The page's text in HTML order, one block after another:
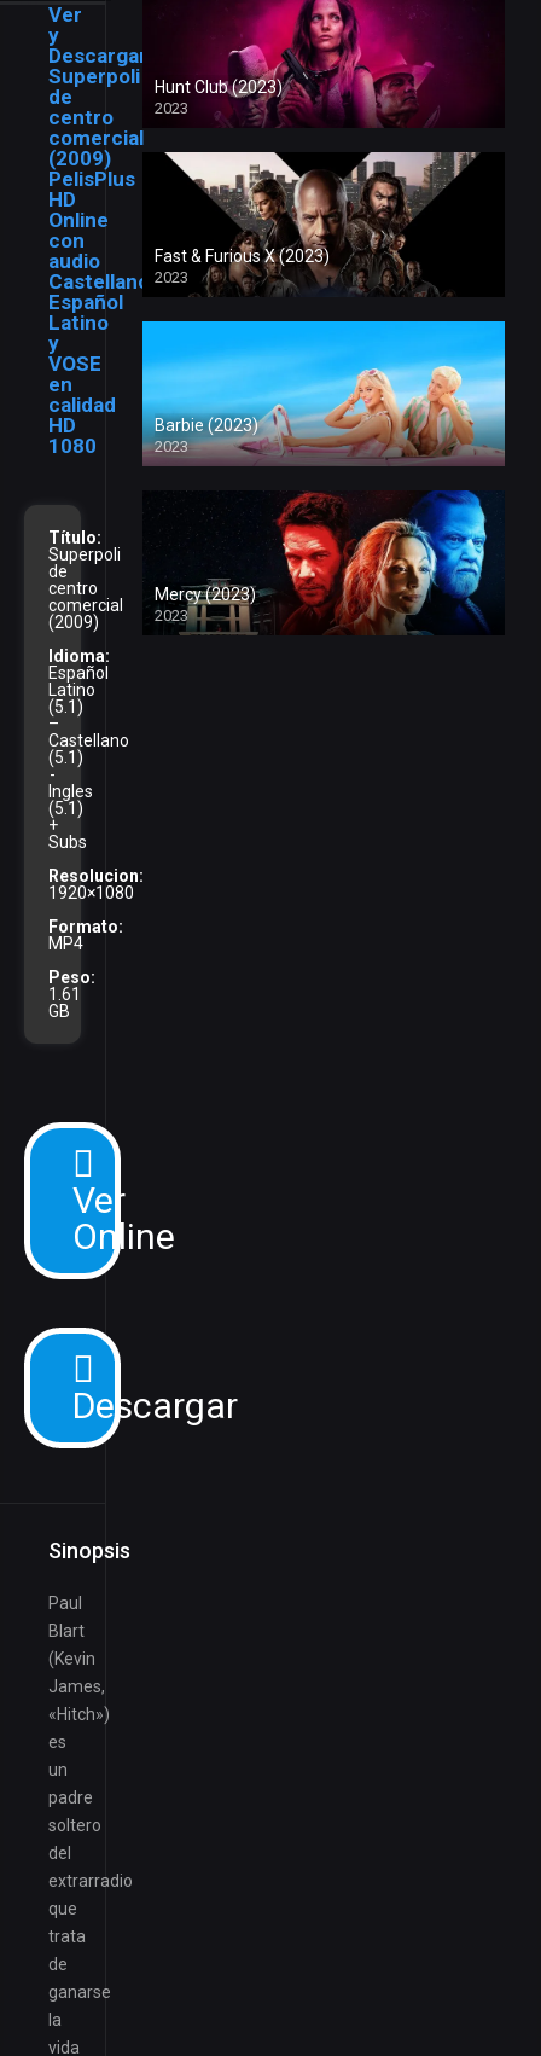
Ver
y
Descargar
Superpoli
de
centro
comercial
(2009)
PelisPlus
HD
Online
con
audio
Castellano,
Español
Latino
y
VOSE
en
calidad
HD
1080
Título:
Superpoli
de
centro
comercial
(2009)
Idioma:
Español
Latino
(5.1)
–
Castellano
(5.1)
-
Ingles
(5.1)
+
Subs
Resolucion:
1920×1080
Formato:
MP4
Peso:
1.61
GB
Ver
Online
Descargar
Sinopsis
Paul
Blart
(Kevin
James,
«Hitch»)
es
un
padre
soltero
del
extrarradio
que
trata
de
ganarse
la
vida
Hunt Club (2023)
2023
Fast & Furious X (2023)
2023
Barbie (2023)
2023
Mercy (2023)
2023